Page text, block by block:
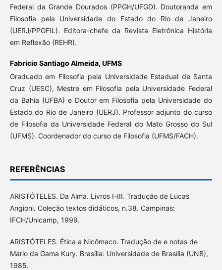
Federal da Grande Dourados (PPGH/UFGD). Doutoranda em
Filosofia pela Universidade do Estado do Rio de Janeiro
(UERJ/PPGFIL). Editora-chefe da Revista Eletrônica História
em Reflexão (REHR).
Fabricio Santiago Almeida, UFMS
Graduado em Filosofia pela Universidade Estadual de Santa
Cruz (UESC), Mestre em Filosofia pela Universidade Federal
da Bahia (UFBA) e Doutor em Filosofia pela Universidade do
Estado do Rio de Janeiro (UERJ). Professor adjunto do curso
de Filosofia da Universidade Federal do Mato Grosso do Sul
(UFMS). Coordenador do curso de Filosofia (UFMS/FACH).
REFERÊNCIAS
ARISTÓTELES. Da Alma. Livros I-III. Tradução de Lucas
Angioni. Coleção textos didáticos, n.38. Campinas:
IFCH/Unicamp, 1999.
ARISTÓTELES. Ética a Nicômaco. Tradução de e notas de
Mário da Gama Kury. Brasília: Universidade de Brasília (UNB),
1985.